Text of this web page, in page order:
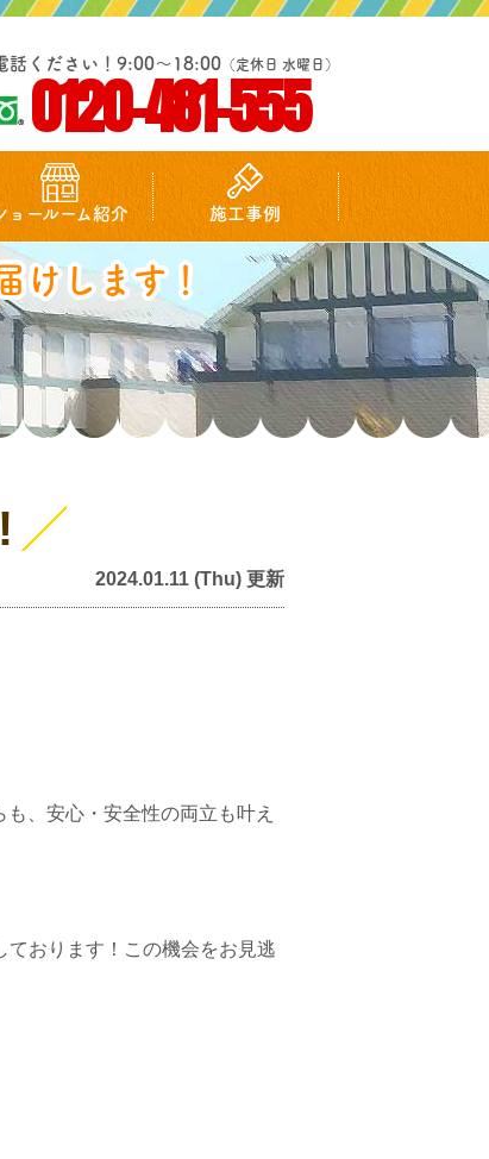
話ください！9:00～18:00 （定休日 水曜日）
0120-481-555
ョールーム紹介 施工事例
けします！
2024.01.11 (Thu) 更新
、 安心・安全性の両立も叶え
ております！この機会をお見逃